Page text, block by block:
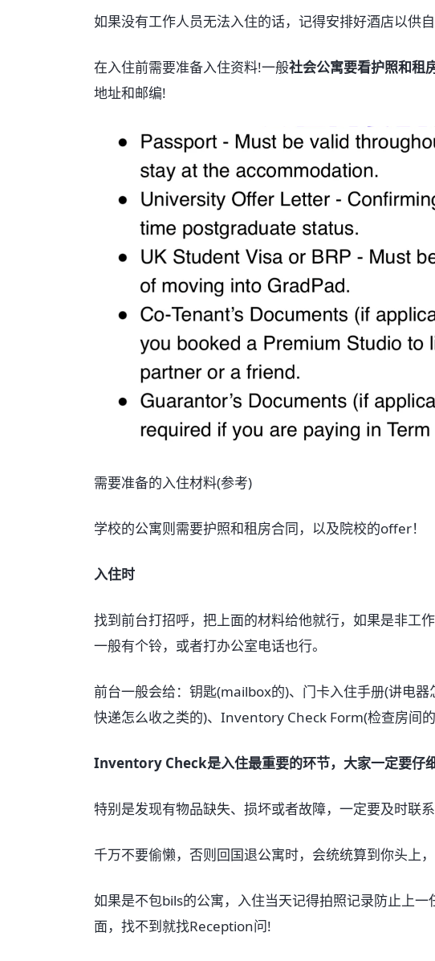
如果没有工作人员无法入住的话，记得安排好酒店以供
在入住前需要准备入住资料!一般社会公寓要看护照和租
地址和邮编!
需要准备的入住材料(参考)
学校的公寓则需要护照和租房合同，以及院校的offer！
入住时
找到前台打招呼，把上面的材料给他就行，如果是非工
一般有个铃，或者打办公室电话也行。
前台一般会给：钥匙(mailbox的)、门卡入住手册(讲电器
快递怎么收之类的)、Inventory Check Form(检查房间的
Inventory Check是入住最重要的环节，大家一定要仔
特别是发现有物品缺失、损坏或者故障，一定要及时联系
千万不要偷懒，否则回国退公寓时，会统统算到你头上
如果是不包bils的公寓，入住当天记得拍照记录防止上
面，找不到就找Reception问!